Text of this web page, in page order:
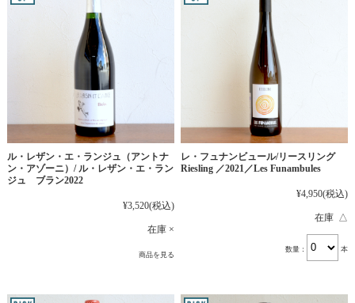
ル・レザン・エ・ランジュ（アントナ
ン・アゾーニ）/ ル・レザン・エ・ラン
ジュ ブラン2022
¥3,520(税込)
在庫 ×
商品を見る
レ・フュナンビュール/リースリング
Riesling ／2021／Les Funambules
¥4,950(税込)
在庫 △
数量： 本